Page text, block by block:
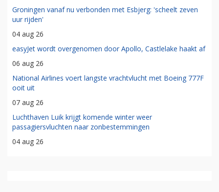
Groningen vanaf nu verbonden met Esbjerg: 'scheelt zeven
uur rijden'
04 aug 26
easyJet wordt overgenomen door Apollo, Castlelake haakt af
06 aug 26
National Airlines voert langste vrachtvlucht met Boeing 777F
ooit uit
07 aug 26
Luchthaven Luik krijgt komende winter weer
passagiersvluchten naar zonbestemmingen
04 aug 26